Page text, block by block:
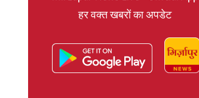
हर वक्त खबरों का अपडेट